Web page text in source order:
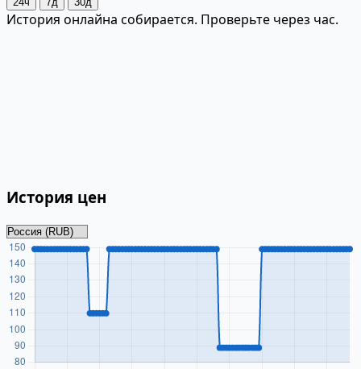
История онлайна собирается. Проверьте через час.
История цен